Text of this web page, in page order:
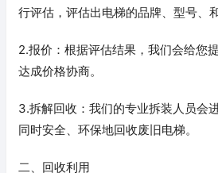
行评估，评估出电梯的品牌、型号、
2.报价：根据评估结果，我们会给您
达成价格协商。
3.拆解回收：我们的专业拆装人员会
同时安全、环保地回收废旧电梯。
二、回收利用